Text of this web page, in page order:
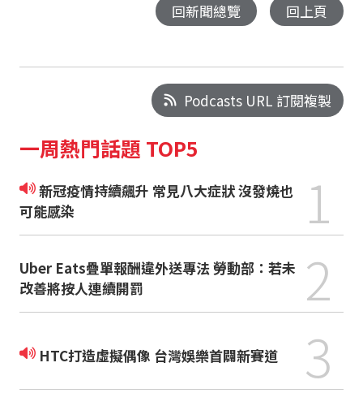
回新聞總覽 回上頁
Podcasts URL 訂閱複製
一周熱門話題 TOP5
新冠疫情持續飆升 常見八大症狀 沒發燒也
可能感染
1
Uber Eats疊單報酬違外送專法 勞動部：若未
改善將按人連續開罰
2
HTC打造虛擬偶像 台灣娛樂首闢新賽道 3